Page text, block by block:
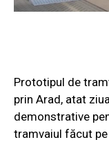
Prototipul de
prin Arad, atat
demonstrative
tramvaiul făcut